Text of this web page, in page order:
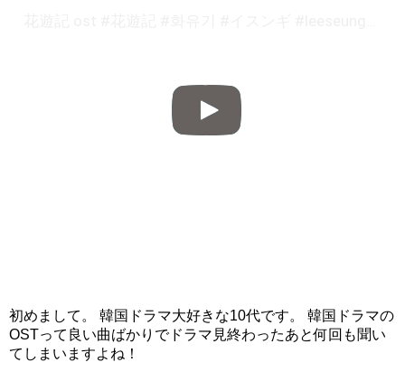
初めまして。 韓国ドラマ大好きな10代です。 韓国ドラマの
OSTって良い曲ばかりでドラマ見終わったあと何回も聞い
てしまいますよね！